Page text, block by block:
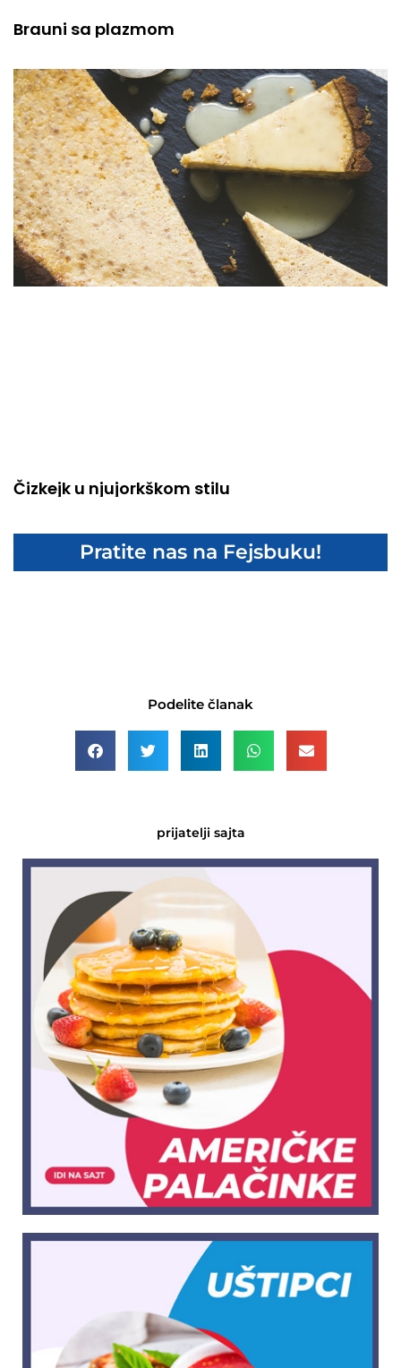
Brauni sa plazmom
Čizkejk u njujorkškom stilu
Pratite nas na Fejsbuku!
Podelite članak
prijatelji sajta